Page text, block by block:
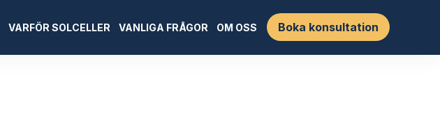
VARFÖR SOLCELLER VANLIGA FRÅGOR OM OSS Boka konsultation